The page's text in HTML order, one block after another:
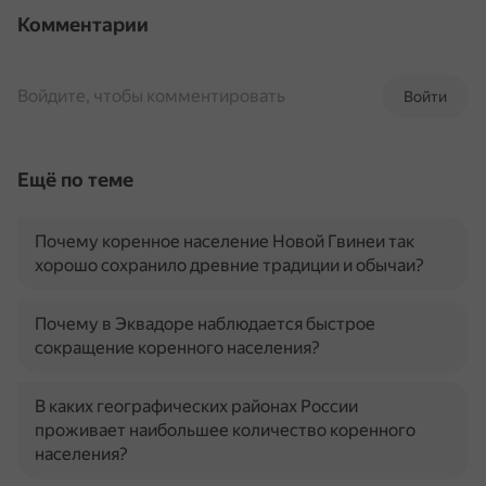
Комментарии
Войти
Войдите, чтобы комментировать
Ещё по теме
Почему коренное население Новой Гвинеи так
хорошо сохранило древние традиции и обычаи?
Почему в Эквадоре наблюдается быстрое
сокращение коренного населения?
В каких географических районах России
проживает наибольшее количество коренного
населения?